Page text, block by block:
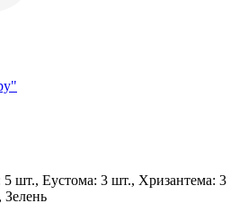
шт., Еустома: 3 шт., Хризантема: 3
Зелень